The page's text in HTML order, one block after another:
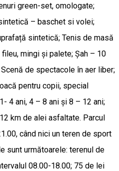
green-set, omologate;
– baschet si volei;
sintetică; Tenis de masă
mingi și palete; Șah – 10
de spectacole în aer liber;
pentru copii, special
4 ani, 4 – 8 ani și 8 – 12 ani;
km de alei asfaltate. Parcul
când nici un teren de sport
sunt următoarele: terenul de
08.00-18.00; 75 de lei